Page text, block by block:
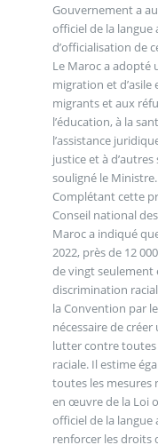
Gouvernement a
officiel de la langue
d’officialisation de
Le Maroc a adopté
migration et
migrants et aux
l’éducation, à la
l’assistance
justice et à
souligné le Ministre.
Complétant cette
Conseil national
Maroc a indiqué
2022, près de 12
de vingt seulement
discrimination
la Convention par
nécessaire de
lutter contre
raciale. Il estime
toutes les mesures
en œuvre de la Loi
officiel de la langue
renforcer les droits